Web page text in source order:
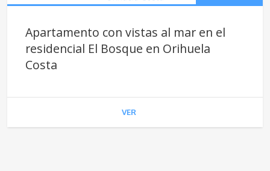
Apartamento con vistas al mar en el
residencial El Bosque en Orihuela
Costa
VER